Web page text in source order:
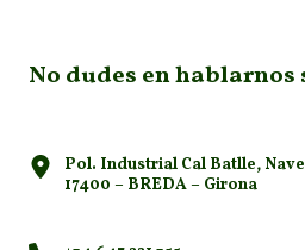
No dudes en hablarnos
Pol. Industrial Cal Batlle,
17400 – BREDA – Girona